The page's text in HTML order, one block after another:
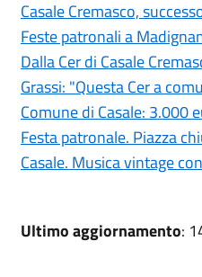
Casale Cremasco,
Feste patronali a
Dalla Cer di Casale
Grassi: "Questa Cer a
Comune di Casale: 3.000
Festa patronale. Piazza
Casale. Musica vintage
Ultimo aggiornamento: